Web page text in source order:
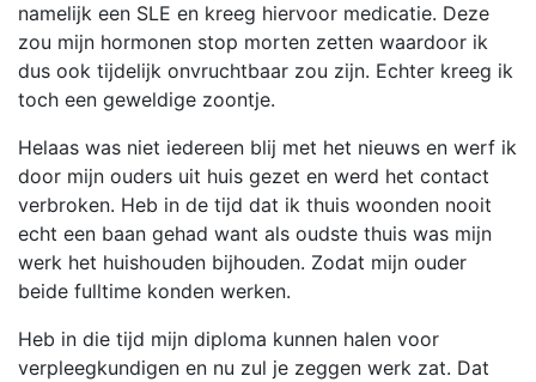
namelijk een SLE en kreeg hiervoor medicatie. Deze
zou mijn hormonen stop morten zetten waardoor ik
dus ook tijdelijk onvruchtbaar zou zijn. Echter kreeg ik
toch een geweldige zoontje.
Helaas was niet iedereen blij met het nieuws en werf ik
door mijn ouders uit huis gezet en werd het contact
verbroken. Heb in de tijd dat ik thuis woonden nooit
echt een baan gehad want als oudste thuis was mijn
werk het huishouden bijhouden. Zodat mijn ouder
beide fulltime konden werken.
Heb in die tijd mijn diploma kunnen halen voor
verpleegkundigen en nu zul je zeggen werk zat. Dat